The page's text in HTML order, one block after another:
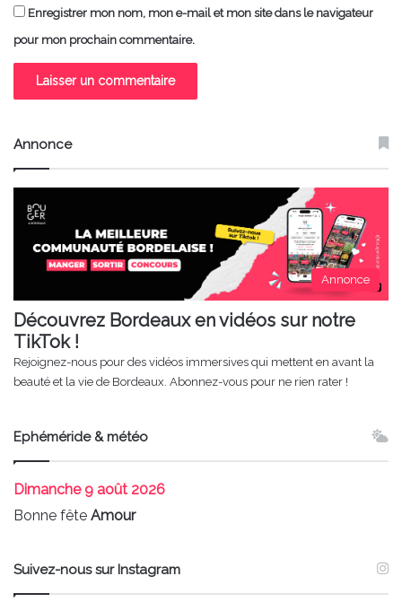
Enregistrer mon nom, mon e-mail et mon site dans le navigateur
pour mon prochain commentaire.
Annonce
Annonce
Découvrez Bordeaux en vidéos sur notre
TikTok !
Rejoignez-nous pour des vidéos immersives qui mettent en avant la
beauté et la vie de Bordeaux. Abonnez-vous pour ne rien rater !
Ephéméride & météo
Dimanche9 août 2026
Bonne fête Amour
Suivez-nous sur Instagram